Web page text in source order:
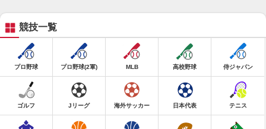
競技一覧
プロ野球 プロ野球(2軍) MLB 高校野球 侍ジャパン
ゴルフ Jリーグ 海外サッカー 日本代表 テニス